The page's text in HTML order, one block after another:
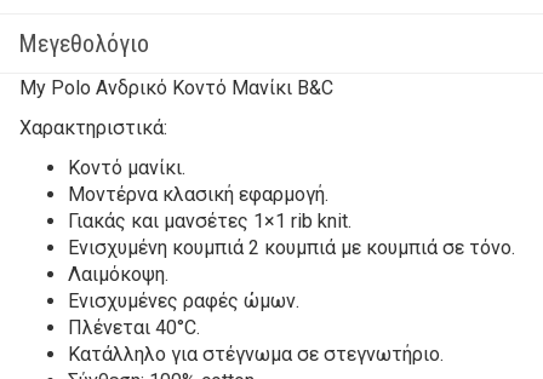
Μεγεθολόγιο
My Polo Ανδρικό Κοντό Μανίκι B&C
Χαρακτηριστικά:
Κοντό μανίκι.
Μοντέρνα κλασική εφαρμογή.
Γιακάς και μανσέτες 1×1 rib knit.
Ενισχυμένη κουμπιά 2 κουμπιά με κουμπιά σε τόνο.
Λαιμόκοψη.
Ενισχυμένες ραφές ώμων.
Πλένεται 40°C.
Κατάλληλο για στέγνωμα σε στεγνωτήριο.